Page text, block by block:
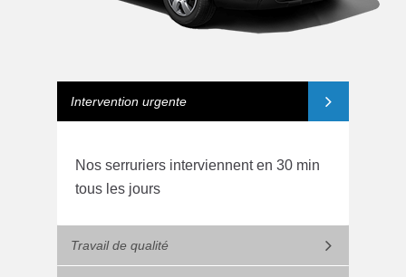
Intervention urgente
Nos serruriers interviennent en 30 min
tous les jours
Travail de qualité